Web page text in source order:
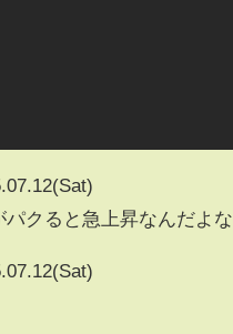
クると急上昇なんだよな